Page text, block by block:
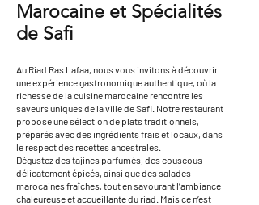
Marocaine et Spécialités
de Safi
Au Riad Ras Lafaa, nous vous invitons à découvrir
une expérience gastronomique authentique, où la
richesse de la cuisine marocaine rencontre les
saveurs uniques de la ville de Safi. Notre restaurant
propose une sélection de plats traditionnels,
préparés avec des ingrédients frais et locaux, dans
le respect des recettes ancestrales.
Dégustez des tajines parfumés, des couscous
délicatement épicés, ainsi que des salades
marocaines fraîches, tout en savourant l’ambiance
chaleureuse et accueillante du riad. Mais ce n’est